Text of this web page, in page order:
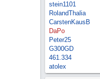
stein1101
RolandThalia
CarstenKausB
DaPo
Peter25
G300GD
461.334
atolex